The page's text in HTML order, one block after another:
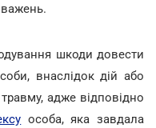
шкоди довести
внаслідок дій або
адже відповідно
особа, яка завдала